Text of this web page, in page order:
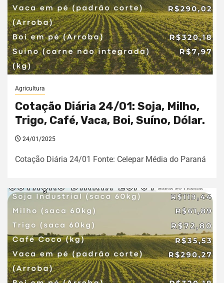
Agricultura
Cotação Diária 24/01: Soja, Milho,
Trigo, Café, Vaca, Boi, Suíno, Dólar.
24/01/2025
Cotação Diária 24/01 Fonte: Celepar Média do Paraná